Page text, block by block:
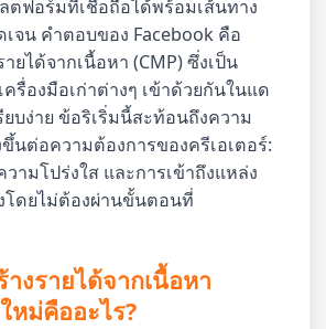
ตฟอร์มที่เชื่อถือได้พร้อมเส้นทาง
เจน คำตอบของ Facebook คือ
ยได้จากเนื้อหา (CMP) ซึ่งเป็น
รื่องมือเก่าต่างๆ เข้าด้วยกันในแด
บง่าย ข้อริเริ่มนี้สะท้อนถึงความ
นต่อความต้องการของครีเอเตอร์:
วามโปร่งใส และการเข้าถึงแหล่ง
โดยไม่ต้องผ่านขั้นตอนที่
งรายได้จากเนื้อหา
หม่คืออะไร?